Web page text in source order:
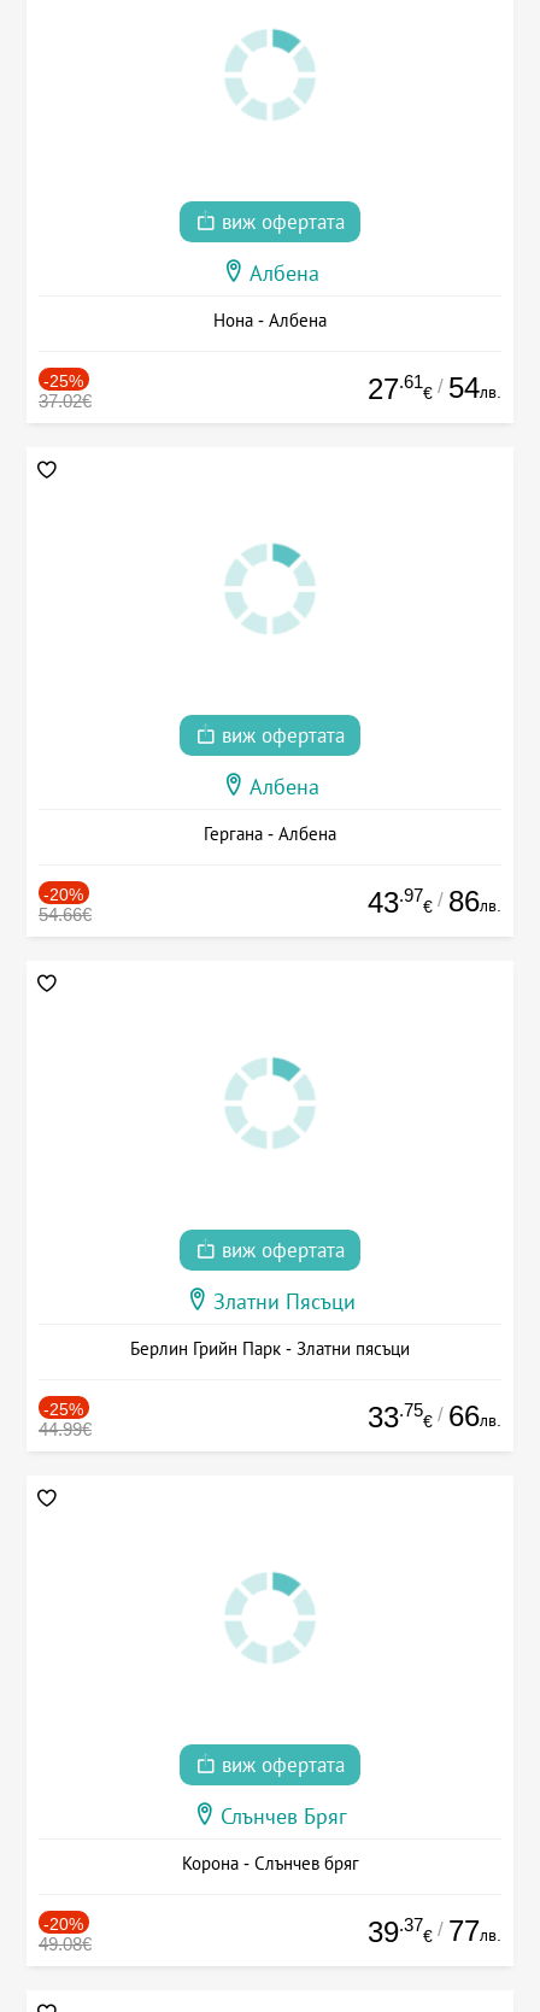
виж офертата
Албена
Нона - Албена
-25%
37.02€ 27.61
€ / 54лв.
виж офертата
Албена
Гергана - Албена
-20%
54.66€ 43.97
€ / 86лв.
виж офертата
Златни Пясъци
Берлин Грийн Парк - Златни пясъци
-25%
44.99€ 33.75
€ / 66лв.
виж офертата
Слънчев Бряг
Корона - Слънчев бряг
-20%
49.08€ 39.37
€ / 77лв.